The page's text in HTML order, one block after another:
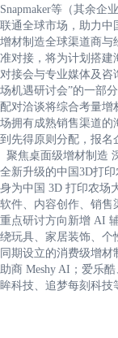
Snapmaker等（其余企
联通全球市场，助力中
增材制造全球渠道商与
准对接，将为计划搭建
对接会与专业媒体及咨
场机遇研讨会”的一部
配对洽谈将综合考量
场拥有成熟销售渠道的
到先得原则分配，报名
聚焦桌面级增材制造
全新升级的中国3D打
身为中国 3D 打印农场
软件、内容创作、销售
重点研讨方向新增 AI
绕玩具、家居装饰、个
同期设立的消费级增
助商 Meshy AI；爱乐
眸科技、追梦每刻科技